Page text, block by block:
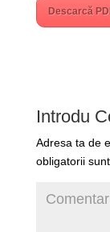
Descarcă
Introdu
Adresa ta de
obligatorii